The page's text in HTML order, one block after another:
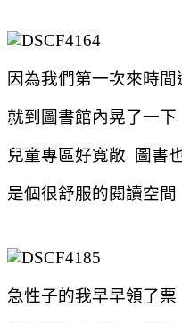
因為我們第一次來時間
就到圖書館內晃了一下
兒童專區好寬敞 圖書
是個很舒服的閱讀空間
急性子的我早早領了票